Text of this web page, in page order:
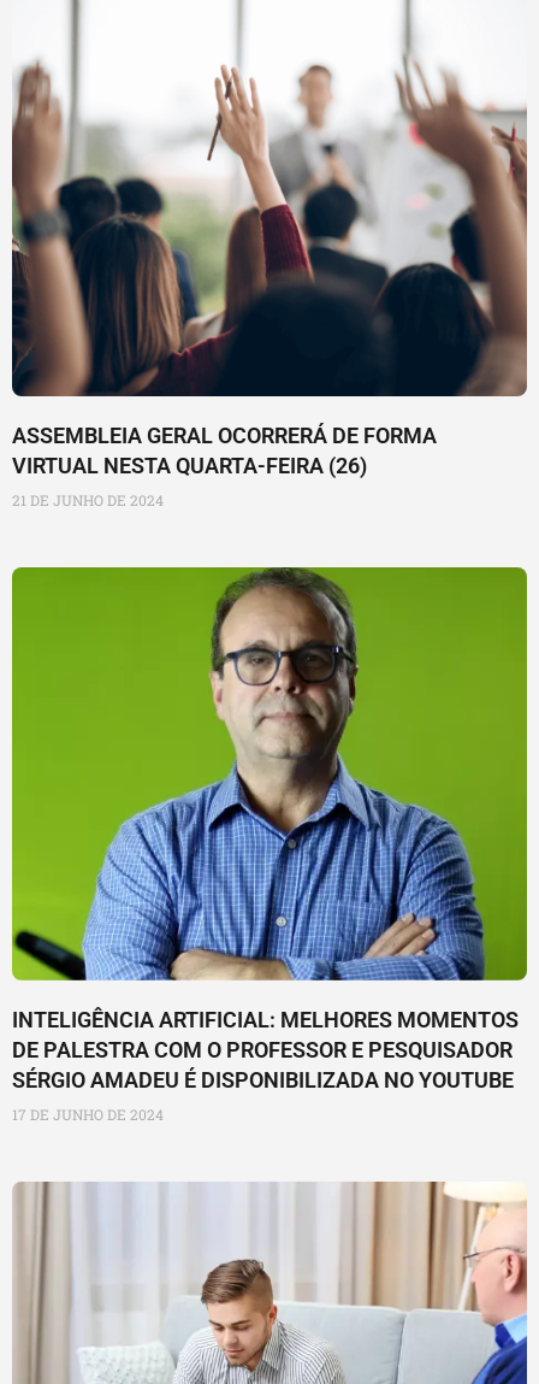
ASSEMBLEIA GERAL OCORRERÁ DE FORMA
VIRTUAL NESTA QUARTA-FEIRA (26)
21 DE JUNHO DE 2024
INTELIGÊNCIA ARTIFICIAL: MELHORES MOMENTOS
DE PALESTRA COM O PROFESSOR E PESQUISADOR
SÉRGIO AMADEU É DISPONIBILIZADA NO YOUTUBE
17 DE JUNHO DE 2024